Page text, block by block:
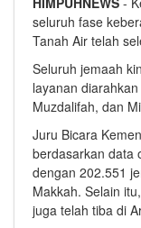
seluruh fase
Tanah Air telah
Seluruh jemaah
layanan
Muzdalifah, dan
Juru Bicara
berdasarkan data
dengan 202.551
Makkah. Selain
juga telah tiba di